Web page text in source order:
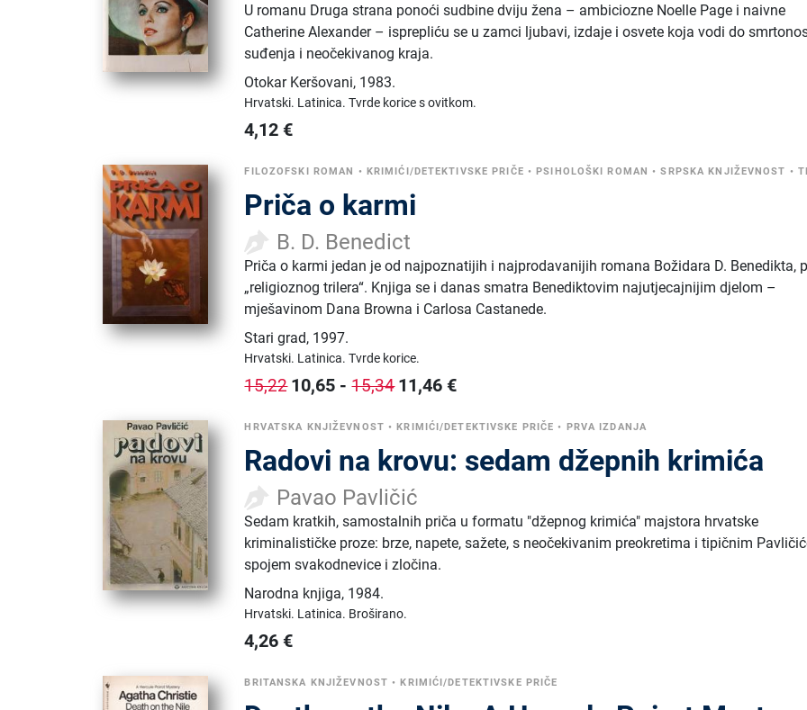
U romanu Druga strana ponoći sudbine dviju žena – ambiciozne Noelle Page i naivne
Catherine Alexander – isprepliću se u zamci ljubavi, izdaje i osvete koja vodi do
suđenja i neočekivanog kraja.
Otokar Keršovani, 1983.
Hrvatski. Latinica.Tvrde korice s ovitkom.
4,12 €
FILOZOFSKI ROMAN • KRIMIĆI/DETEKTIVSKE PRIČE •PSIHOLOŠKI ROMAN •SRPSKA KNJIŽEVNOST •
Priča o karmi
B. D. Benedict
Priča o karmi jedan je od najpoznatijih i najprodavanijih romana Božidara D. Benedikta,
„religioznog trilera“. Knjiga se i danas smatra Benediktovim najutjecajnijim djelom –
mješavinom Dana Browna i Carlosa Castanede.
Stari grad, 1997.
Hrvatski. Latinica.Tvrde korice.
15,2210,65 -15,3411,46 €
HRVATSKA KNJIŽEVNOST •KRIMIĆI/DETEKTIVSKE PRIČE • PRVA IZDANJA
Radovi na krovu: sedam džepnih krimića
Pavao Pavličić
Sedam kratkih, samostalnih priča u formatu "džepnog krimića" majstora hrvatske
kriminalističke proze: brze, napete, sažete, s neočekivanim preokretima i tipičnim
spojem svakodnevice i zločina.
Narodna knjiga, 1984.
Hrvatski. Latinica. Broširano.
4,26 €
BRITANSKA KNJIŽEVNOST •KRIMIĆI/DETEKTIVSKE PRIČE